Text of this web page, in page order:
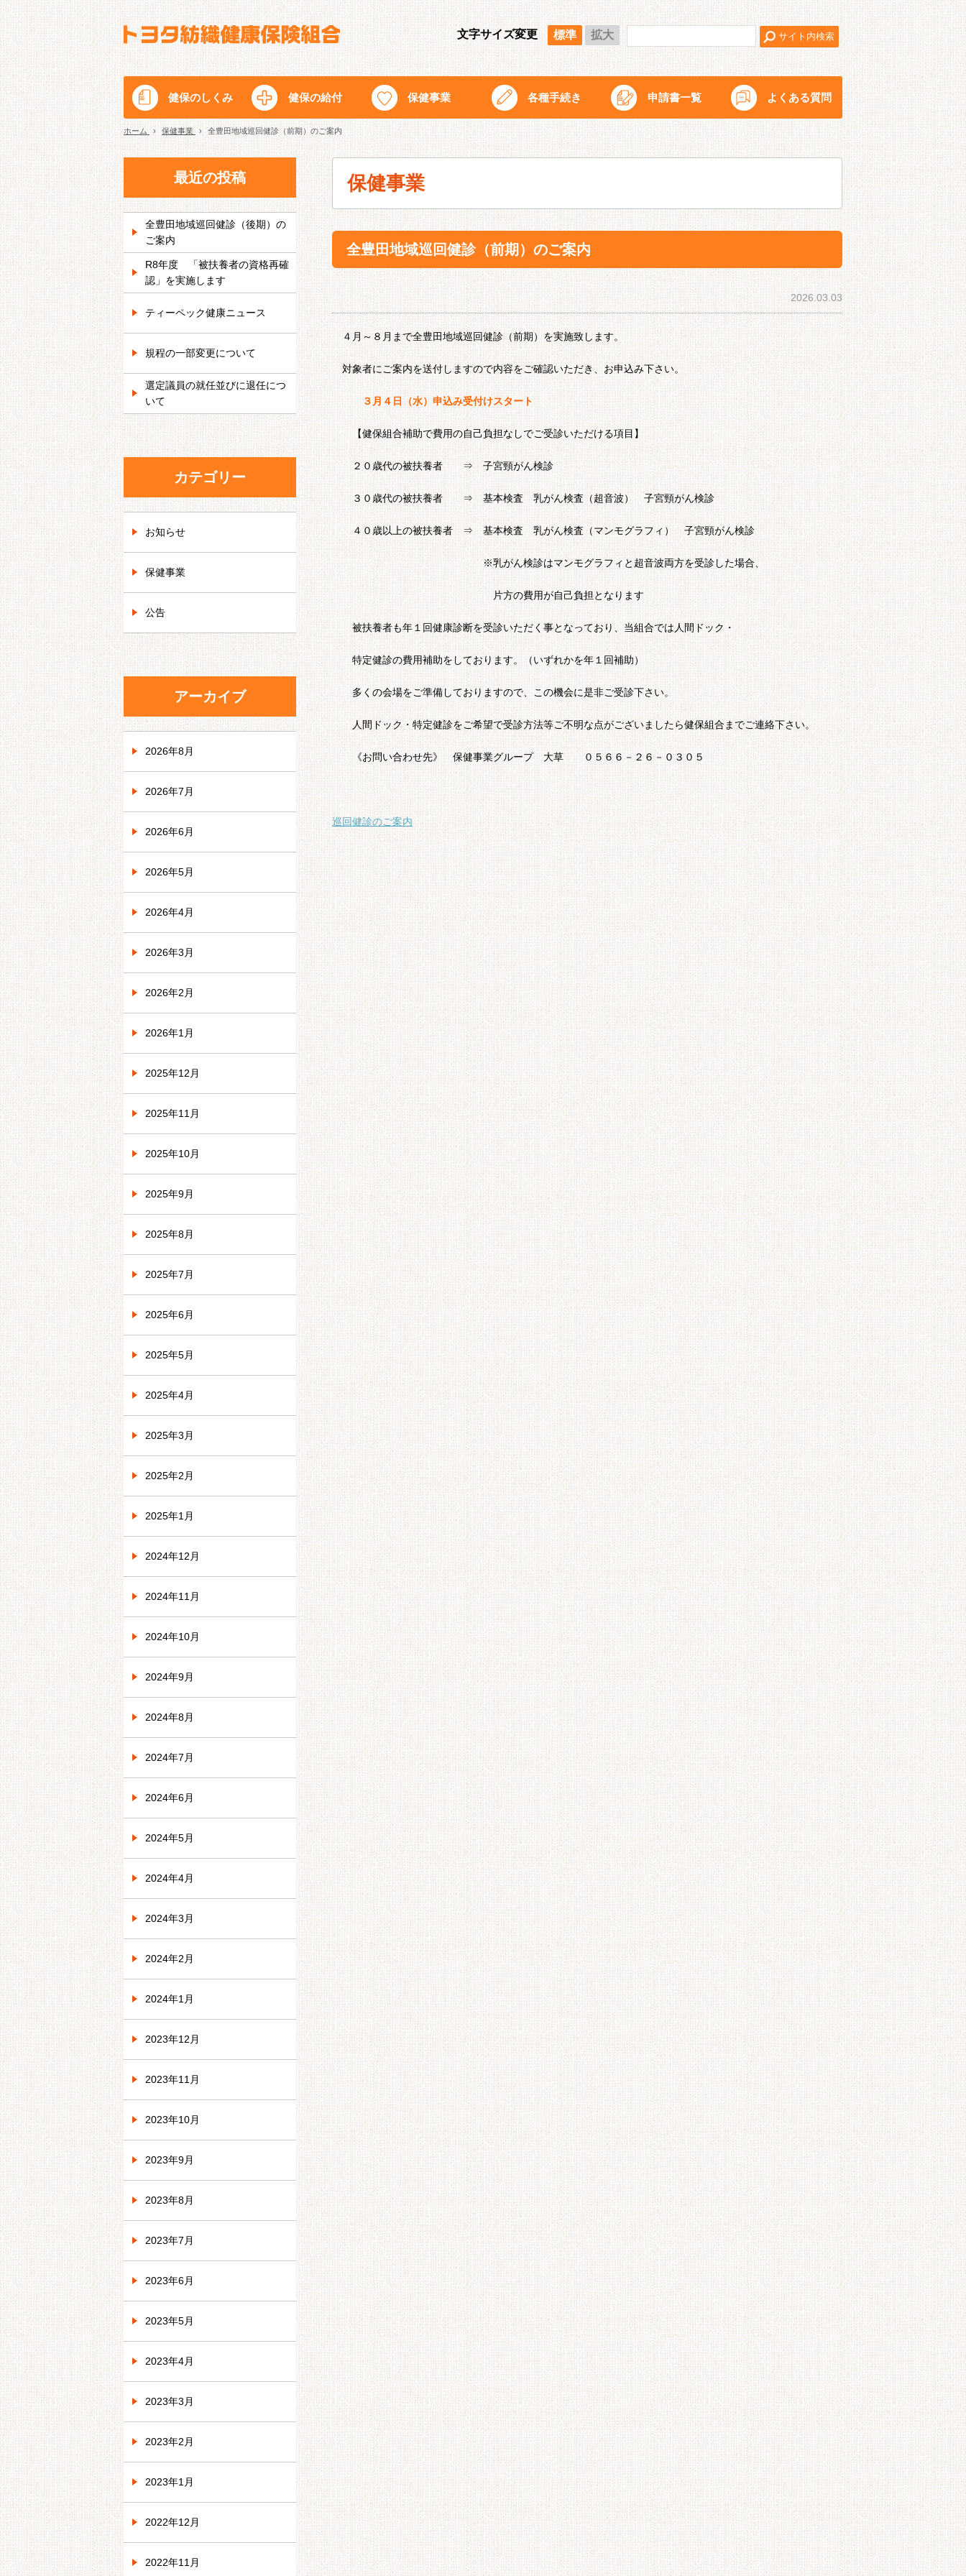
文字サイズ変更 標準 拡大
健保のしくみ 健保の給付 保健事業 各種手続き 申請書一覧 よくある質問
ホーム › 保健事業 › 全豊田地域巡回健診（前期）のご案内
保健事業
全豊田地域巡回健診（前期）のご案内
2026.03.03
４月～８月まで全豊田地域巡回健診（前期）を実施致します。
対象者にご案内を送付しますので内容をご確認いただき、お申込み下さい。
３月４日（水）申込み受付けスタート
【健保組合補助で費用の自己負担なしでご受診いただける項目】
２０歳代の被扶養者 ⇒ 子宮頸がん検診
３０歳代の被扶養者 ⇒ 基本検査 乳がん検査（超音波） 子宮頸がん検診
４０歳以上の被扶養者 ⇒ 基本検査 乳がん検査（マンモグラフィ） 子宮頸がん検診
※乳がん検診はマンモグラフィと超音波両方を受診した場合、
片方の費用が自己負担となります
被扶養者も年１回健康診断を受診いただく事となっており、当組合では人間ドック・
特定健診の費用補助をしております。（いずれかを年１回補助）
多くの会場をご準備しておりますので、この機会に是非ご受診下さい。
人間ドック・特定健診をご希望で受診方法等ご不明な点がございましたら健保組合までご連絡下さい。
《お問い合わせ先》 保健事業グループ 大草 ０５６６－２６－０３０５
巡回健診のご案内
最近の投稿
全豊田地域巡回健診（後期）の
ご案内
R8年度 「被扶養者の資格再確
認」を実施します
ティーペック健康ニュース
規程の一部変更について
選定議員の就任並びに退任につ
いて
カテゴリー
お知らせ
保健事業
公告
アーカイブ
2026年8月
2026年7月
2026年6月
2026年5月
2026年4月
2026年3月
2026年2月
2026年1月
2025年12月
2025年11月
2025年10月
2025年9月
2025年8月
2025年7月
2025年6月
2025年5月
2025年4月
2025年3月
2025年2月
2025年1月
2024年12月
2024年11月
2024年10月
2024年9月
2024年8月
2024年7月
2024年6月
2024年5月
2024年4月
2024年3月
2024年2月
2024年1月
2023年12月
2023年11月
2023年10月
2023年9月
2023年8月
2023年7月
2023年6月
2023年5月
2023年4月
2023年3月
2023年2月
2023年1月
2022年12月
2022年11月